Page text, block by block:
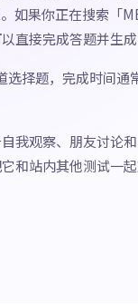
如果你正在搜索「
直接完成答题并生成
选择题，完成时间
我观察、朋友讨论
和站内其他测试一